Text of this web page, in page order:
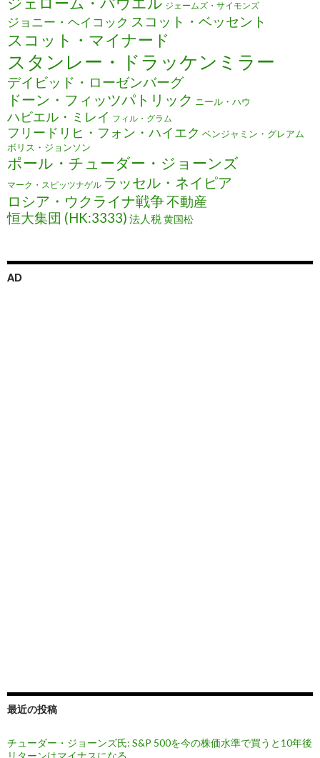
ジェームズ・サイモンズ
ジョニー・ヘイコック スコット・ベッセント
スコット・マイナード
スタンレー・ドラッケンミラー
デイビッド・ローゼンバーグ
ドーン・フィッツパトリック ニール・ハウ
ハビエル・ミレイ フィル・グラム
フリードリヒ・フォン・ハイエク ベンジャミン・グレアム
ボリス・ジョンソン
ポール・チューダー・ジョーンズ
マーク・スピッツナゲル ラッセル・ネイピア
ロシア・ウクライナ戦争不動産
恒大集団 (HK:3333) 法人税黄国松
AD
最近の投稿
チューダー・ジョーンズ氏: S&P 500を今の株価水準で買うと10年後
リターンはマイナスになる